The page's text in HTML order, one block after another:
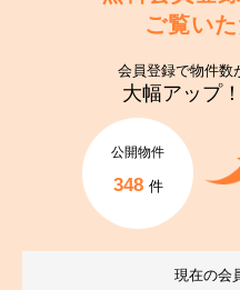
ご覧い
会員登録で物件数
大幅アップ！
公開物件
348 件
現在の会